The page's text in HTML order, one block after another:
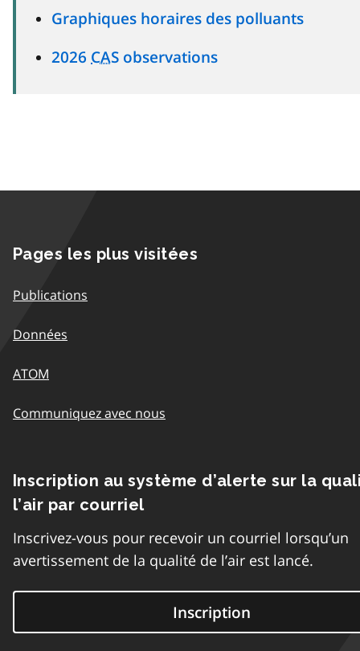
Graphiques horaires des polluants
2026 CAS observations
Pages les plus visitées
Publications
Données
ATOM
Communiquez avec nous
Inscription au système d’alerte sur la
l’air par courriel
Inscrivez-vous pour recevoir un courriel lorsqu’un
avertissement de la qualité de l’air est lancé.
Inscription